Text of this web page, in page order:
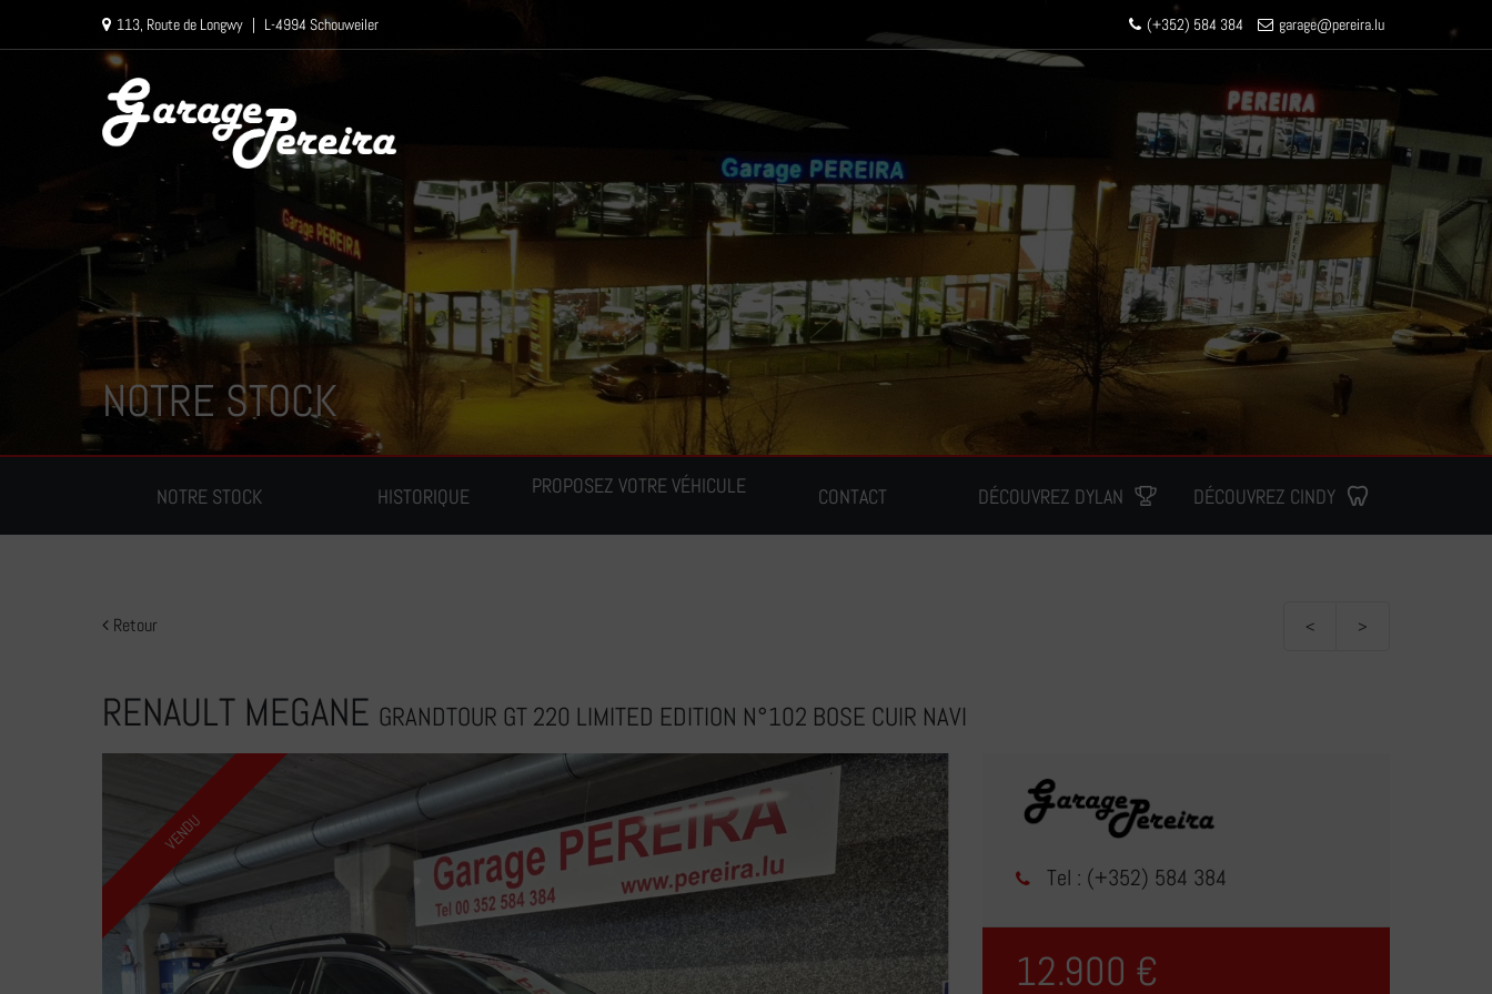
113, Route de Longwy | L-4994 Schouweiler (+352) 584 384 garage@pereira.lu
NOTRE STOCK HISTORIQUE PROPOSEZ VOTRE VÉHICULE CONTACT DÉCOUVREZ DYLAN DÉCOUVREZ CINDY
NOTRE STOCK
Retour < >
RENAULT MEGANE GRANDTOUR GT 220 LIMITED EDITION N°102 BOSE CUIR NAVI
VENDU
Tel : (+352) 584 384
12.900 €